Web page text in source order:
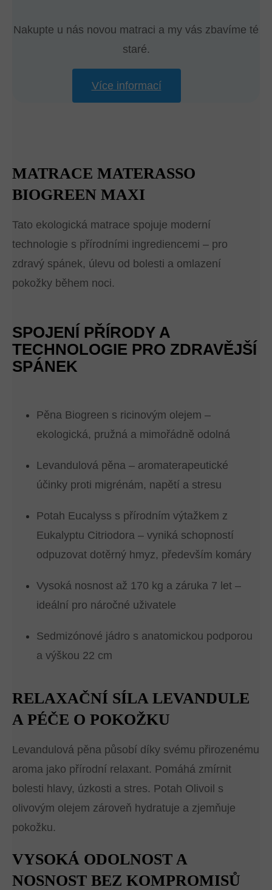
Nakupte u nás novou matraci a my vás zbavíme té
staré.
Více informací
MATRACE MATERASSO
BIOGREEN MAXI
Tato ekologická matrace spojuje moderní
technologie s přírodními ingrediencemi – pro
zdravý spánek, úlevu od bolesti a omlazení
pokožky během noci.
SPOJENÍ PŘÍRODY A
TECHNOLOGIE PRO ZDRAVĚJŠÍ
SPÁNEK
Pěna Biogreen s ricinovým olejem –
ekologická, pružná a mimořádně odolná
Levandulová pěna – aromaterapeutické
účinky proti migrénám, napětí a stresu
Potah Eucalyss s přírodním výtažkem z
Eukalyptu Citriodora – vyniká schopností
odpuzovat dotěrný hmyz, především komáry
Vysoká nosnost až 170 kg a záruka 7 let –
ideální pro náročné uživatele
Sedmizónové jádro s anatomickou podporou
a výškou 22 cm
RELAXAČNÍ SÍLA LEVANDULE
A PÉČE O POKOŽKU
Levandulová pěna působí díky svému přirozenému
aroma jako přírodní relaxant. Pomáhá zmírnit
bolesti hlavy, úzkosti a stres. Potah Olivoil s
olivovým olejem zároveň hydratuje a zjemňuje
pokožku.
VYSOKÁ ODOLNOST A
NOSNOST BEZ KOMPROMISŮ